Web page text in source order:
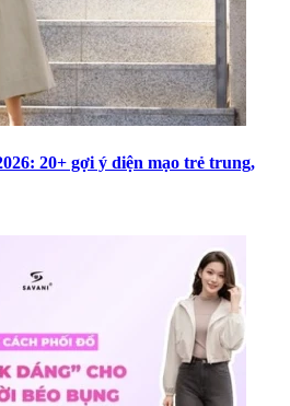
20+ gợi ý diện mạo trẻ trung,